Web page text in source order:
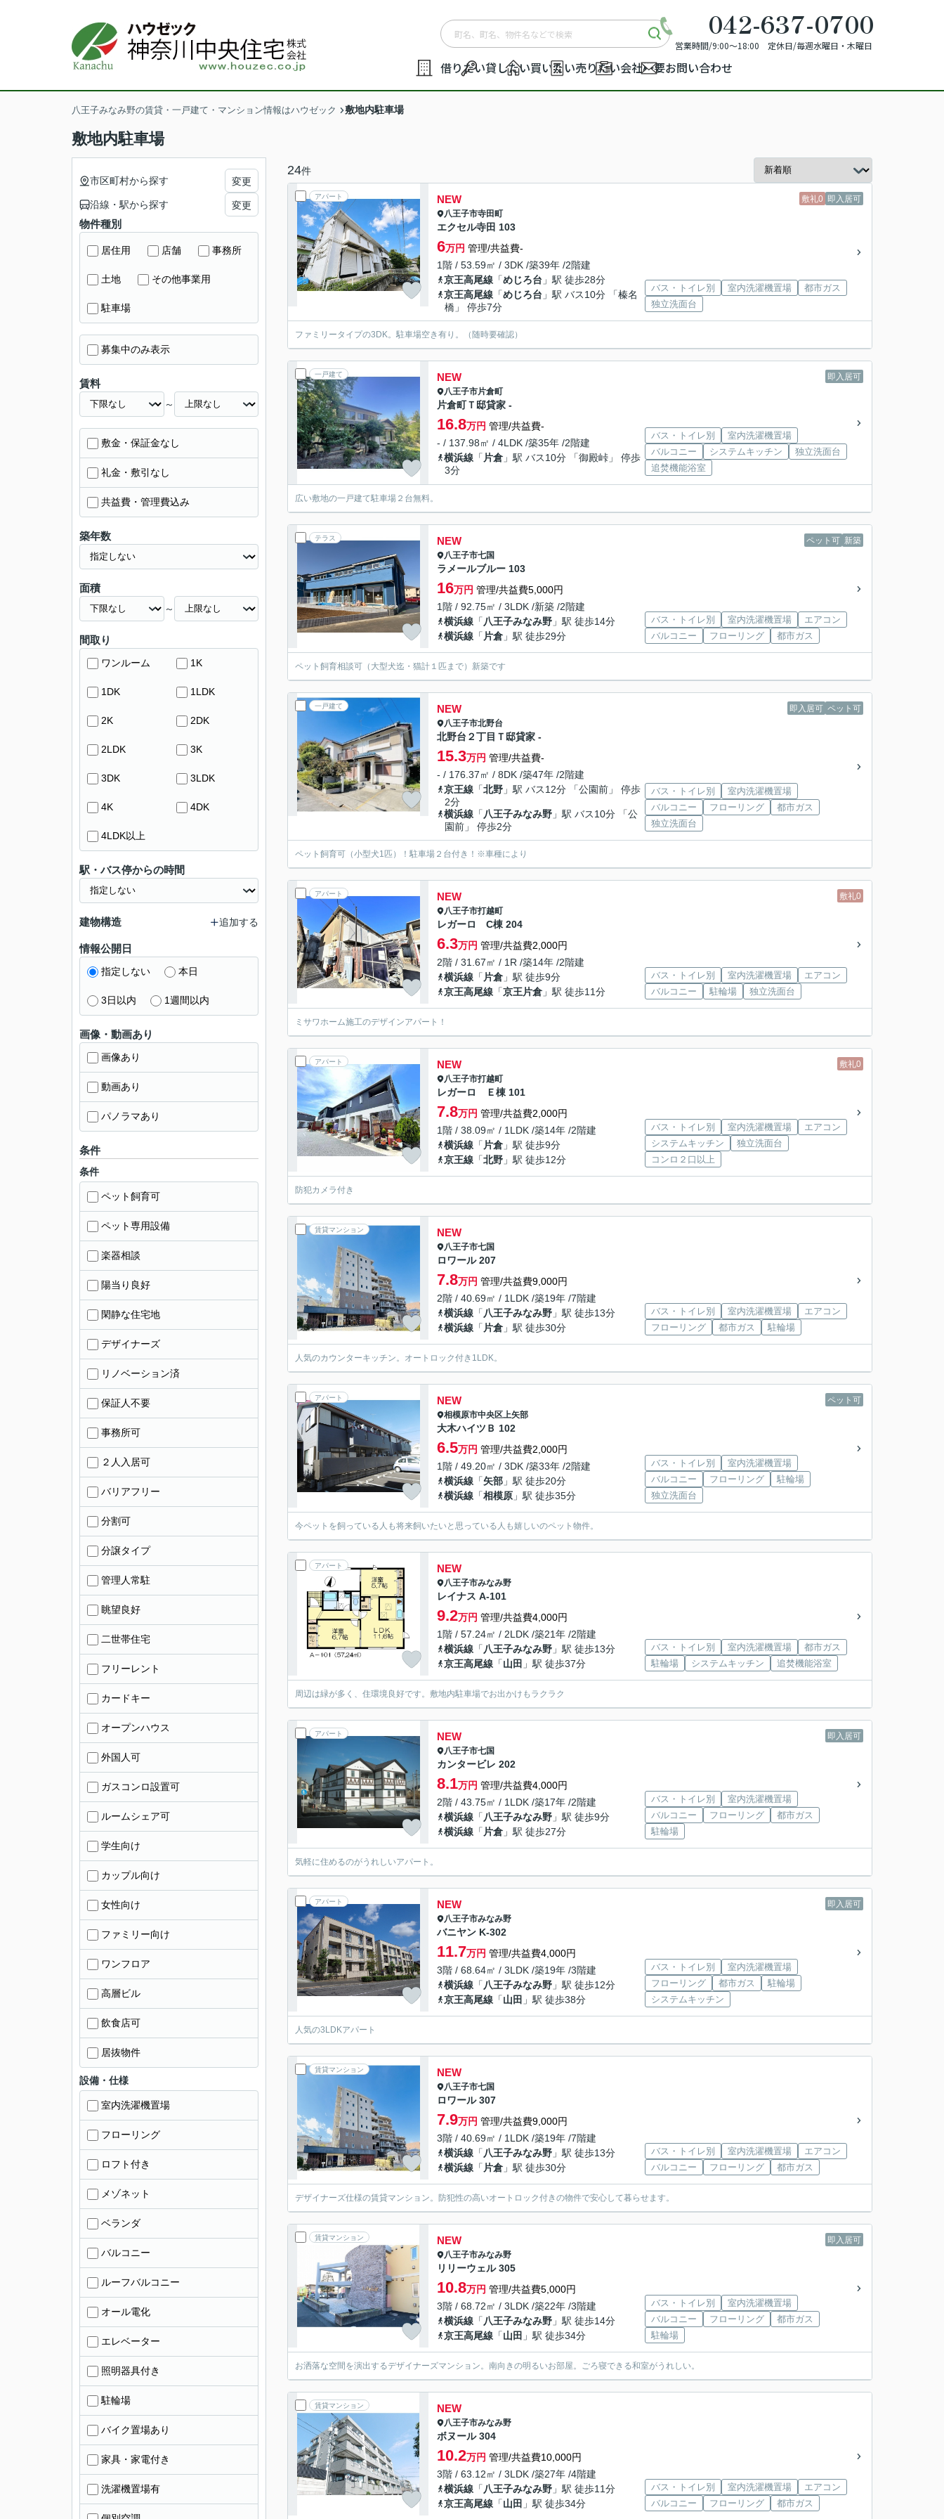
042-637-0700
営業時間/9:00～18:00 定休日/毎週水曜日・木曜日
借りたい貸したい買いたい売りたい会社概要お問い合わせ
八王子みなみ野の賃貸・一戸建て・マンション情報はハウゼック 敷地内駐車場
敷地内駐車場
24件
アパート 敷礼0 即入居可
NEW
八王子市寺田町
エクセル寺田 103
6万円 管理/共益費-
1階 / 53.59㎡ / 3DK /築39年 /2階建
京王高尾線 「めじろ台 」駅 徒歩28分
京王高尾線 「めじろ台 」駅 バス10分 「榛名
橋」 停歩7分
バス・トイレ別 室内洗濯機置場
都市ガス
独立洗面台
ファミリータイプの3DK。駐車場空き有り。（随時要確認）
一戸建て 即入居可
NEW
八王子市片倉町
片倉町Ｔ邸貸家 -
16.8万円 管理/共益費-
- / 137.98㎡ / 4LDK /築35年 /2階建
横浜線 「 片倉 」駅 バス10分 「御殿峠」 停歩
3分
バス・トイレ別
室内洗濯機置場
バルコニー
システムキッチン
独立洗面台
追焚機能浴室
広い敷地の一戸建て駐車場２台無料。
テラス ペット可 新築
NEW
八王子市七国
ラメールブルー 103
16万円 管理/共益費5,000円
1階 / 92.75㎡ / 3LDK /新築 /2階建
横浜線 「 八王子みなみ野 」駅 徒歩14分
横浜線 「 片倉 」駅 徒歩29分
バス・トイレ別 室内洗濯機置場
エアコン
バルコニー
フローリング 都市ガス
ペット飼育相談可（大型犬迄・猫計１匹まで）新築です
一戸建て 即入居可 ペット可
NEW
八王子市北野台
北野台２丁目Ｔ邸貸家 -
15.3万円 管理/共益費-
- / 176.37㎡ / 8DK /築47年 /2階建
京王線 「北野 」駅 バス12分 「公園前」 停歩
2分
横浜線 「 八王子みなみ野 」駅 バス10分 「公
園前」 停歩2分
バス・トイレ別
室内洗濯機置場
バルコニー
フローリング
都市ガス
独立洗面台
ペット飼育可（小型犬1匹）！駐車場２台付き！※車種により
アパート 敷礼0
NEW
八王子市打越町
レガーロ C棟 204
6.3万円 管理/共益費2,000円
2階 / 31.67㎡ / 1R /築14年 /2階建
横浜線 「 片倉 」駅 徒歩9分
京王高尾線 「京王片倉 」駅 徒歩11分
バス・トイレ別 室内洗濯機置場
エアコン
バルコニー
駐輪場 独立洗面台
ミサワホーム施工のデザインアパート！
アパート 敷礼0
NEW
八王子市打越町
レガーロ Ｅ棟 101
7.8万円 管理/共益費2,000円
1階 / 38.09㎡ / 1LDK /築14年 /2階建
横浜線 「 片倉 」駅 徒歩9分
京王線 「北野 」駅 徒歩12分
バス・トイレ別 室内洗濯機置場
エアコン
システムキッチン
独立洗面台
コンロ２口以上
防犯カメラ付き
賃貸マンション NEW
八王子市七国
ロワール 207
7.8万円 管理/共益費9,000円
2階 / 40.69㎡ / 1LDK /築19年 /7階建
横浜線 「 八王子みなみ野 」駅 徒歩13分
横浜線 「 片倉 」駅 徒歩30分
バス・トイレ別 室内洗濯機置場
エアコン
フローリング
都市ガス 駐輪場
人気のカウンターキッチン。オートロック付き1LDK。
アパート ペット可
NEW
相模原市中央区上矢部
大木ハイツＢ 102
6.5万円 管理/共益費2,000円
1階 / 49.20㎡ / 3DK /築33年 /2階建
横浜線 「矢部 」駅 徒歩20分
横浜線 「相模原 」駅 徒歩35分
バス・トイレ別
室内洗濯機置場
バルコニー
フローリング
駐輪場
独立洗面台
今ペットを飼っている人も将来飼いたいと思っている人も嬉しいのペット物件。
アパート NEW
八王子市みなみ野
レイナス A-101
9.2万円 管理/共益費4,000円
1階 / 57.24㎡ / 2LDK /築21年 /2階建
横浜線 「 八王子みなみ野 」駅 徒歩13分
京王高尾線 「山田 」駅 徒歩37分
バス・トイレ別 室内洗濯機置場
都市ガス
駐輪場
システムキッチン 追焚機能浴室
周辺は緑が多く、住環境良好です。敷地内駐車場でお出かけもラクラク
アパート 即入居可
NEW
八王子市七国
カンタービレ 202
8.1万円 管理/共益費4,000円
2階 / 43.75㎡ / 1LDK /築17年 /2階建
横浜線 「 八王子みなみ野 」駅 徒歩9分
横浜線 「 片倉 」駅 徒歩27分
バス・トイレ別
室内洗濯機置場
バルコニー
フローリング
都市ガス
駐輪場
気軽に住めるのがうれしいアパート。
アパート 即入居可
NEW
八王子市みなみ野
バニヤン K-302
11.7万円 管理/共益費4,000円
3階 / 68.64㎡ / 3LDK /築19年 /3階建
横浜線 「 八王子みなみ野 」駅 徒歩12分
京王高尾線 「山田 」駅 徒歩38分
バス・トイレ別
室内洗濯機置場
フローリング
都市ガス
駐輪場
システムキッチン
人気の3LDKアパート
賃貸マンション NEW
八王子市七国
ロワール 307
7.9万円 管理/共益費9,000円
3階 / 40.69㎡ / 1LDK /築19年 /7階建
横浜線 「 八王子みなみ野 」駅 徒歩13分
横浜線 「 片倉 」駅 徒歩30分
バス・トイレ別 室内洗濯機置場
エアコン
バルコニー
フローリング 都市ガス
デザイナーズ仕様の賃貸マンション。防犯性の高いオートロック付きの物件で安心して暮らせます。
賃貸マンション 即入居可
NEW
八王子市みなみ野
リリーウェル 305
10.8万円 管理/共益費5,000円
3階 / 68.72㎡ / 3LDK /築22年 /3階建
横浜線 「 八王子みなみ野 」駅 徒歩14分
京王高尾線 「山田 」駅 徒歩34分
バス・トイレ別
室内洗濯機置場
バルコニー
フローリング
都市ガス
駐輪場
お洒落な空間を演出するデザイナーズマンション。南向きの明るいお部屋。ごろ寝できる和室がうれしい。
賃貸マンション NEW
八王子市みなみ野
ボヌール 304
10.2万円 管理/共益費10,000円
3階 / 63.12㎡ / 3LDK /築27年 /4階建
横浜線 「 八王子みなみ野 」駅 徒歩11分
京王高尾線 「山田 」駅 徒歩34分
バス・トイレ別 室内洗濯機置場
エアコン
バルコニー
フローリング 都市ガス
市区町村から探す 変更
沿線・駅から探す 変更
物件種別
居住用 店舗 事務所
土地 その他事業用
駐車場
募集中のみ表示
賃料
～
敷金・保証金なし
礼金・敷引なし
共益費・管理費込み
築年数
面積
～
間取り
ワンルーム 1K
1DK 1LDK
2K 2DK
2LDK 3K
3DK 3LDK
4K 4DK
4LDK以上
駅・バス停からの時間
建物構造 追加する
情報公開日
指定しない 本日
3日以内 1週間以内
画像・動画あり
画像あり
動画あり
パノラマあり
条件
条件
ペット飼育可
ペット専用設備
楽器相談
陽当り良好
閑静な住宅地
デザイナーズ
リノベーション済
保証人不要
事務所可
２人入居可
バリアフリー
分割可
分譲タイプ
管理人常駐
眺望良好
二世帯住宅
フリーレント
カードキー
オープンハウス
外国人可
ガスコンロ設置可
ルームシェア可
学生向け
カップル向け
女性向け
ファミリー向け
ワンフロア
高層ビル
飲食店可
居抜物件
設備・仕様
室内洗濯機置場
フローリング
ロフト付き
メゾネット
ベランダ
バルコニー
ルーフバルコニー
オール電化
エレベーター
照明器具付き
駐輪場
バイク置場あり
家具・家電付き
洗濯機置場有